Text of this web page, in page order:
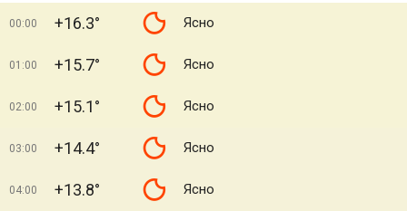
00:00 +16.3° Ясно
01:00 +15.7° Ясно
02:00 +15.1° Ясно
03:00 +14.4° Ясно
04:00 +13.8° Ясно